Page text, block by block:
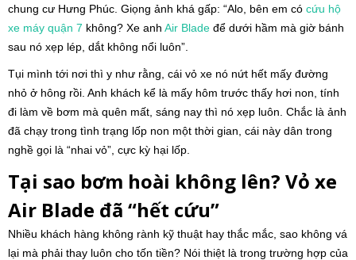
chung cư Hưng Phúc. Giọng ảnh khá gấp: “Alo, bên em có cứu hộ
xe máy quận 7 không? Xe anh Air Blade để dưới hầm mà giờ bánh
sau nó xẹp lép, dắt không nổi luôn”.
Tụi mình tới nơi thì y như rằng, cái vỏ xe nó nứt hết mấy đường
nhỏ ở hông rồi. Anh khách kể là mấy hôm trước thấy hơi non, tính
đi làm về bơm mà quên mất, sáng nay thì nó xẹp luôn. Chắc là ảnh
đã chạy trong tình trạng lốp non một thời gian, cái này dân trong
nghề gọi là “nhai vỏ”, cực kỳ hại lốp.
Tại sao bơm hoài không lên? Vỏ xe
Air Blade đã “hết cứu”
Nhiều khách hàng không rành kỹ thuật hay thắc mắc, sao không vá
lại mà phải thay luôn cho tốn tiền? Nói thiệt là trong trường hợp của